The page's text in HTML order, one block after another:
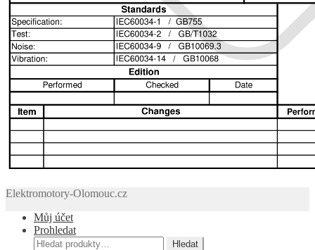
Elektromotory-Olomouc.cz
Můj účet
Prohledat
Hledat:
Hledat